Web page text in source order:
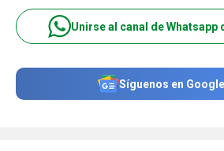
Unirse al canal de Whatsapp
Síguenos en